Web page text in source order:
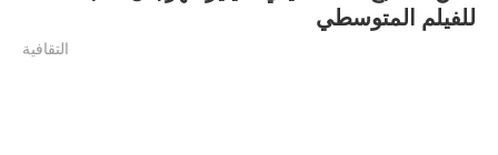
للفيلم المتوسطي
التقافية